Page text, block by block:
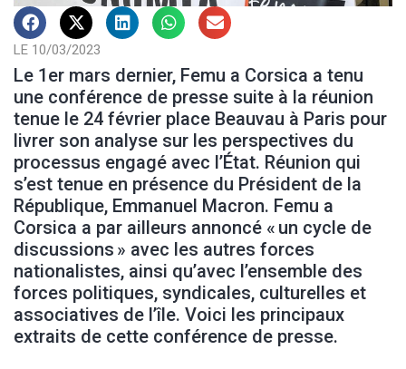
LE 10/03/2023
Le 1er mars dernier, Femu a Corsica a tenu
une conférence de presse suite à la réunion
tenue le 24 février place Beauvau à Paris pour
livrer son analyse sur les perspectives du
processus engagé avec l’État. Réunion qui
s’est tenue en présence du Président de la
République, Emmanuel Macron. Femu a
Corsica a par ailleurs annoncé « un cycle de
discussions » avec les autres forces
nationalistes, ainsi qu’avec l’ensemble des
forces politiques, syndicales, culturelles et
associatives de l’île. Voici les principaux
extraits de cette conférence de presse.